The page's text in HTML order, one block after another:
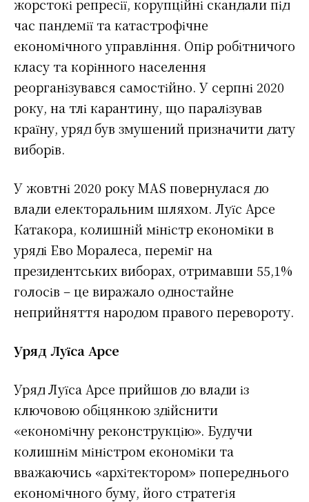
жорстокі репресії, корупційні скандали під
час пандемії та катастрофічне
економічного управління. Опір робітничого
класу та корінного населення
реорганізувався самостійно. У серпні 2020
року, на тлі карантину, що паралізував
країну, уряд був змушений призначити дату
виборів.
У жовтні 2020 року MAS повернулася до
влади електоральним шляхом. Луїс Арсе
Катакора, колишній міністр економіки в
уряді Ево Моралеса, переміг на
президентських виборах, отримавши 55,1%
голосів – це виражало одностайне
неприйняття народом правого перевороту.
Уряд Луїса Арсе
Уряд Луїса Арсе прийшов до влади із
ключовою обіцянкою здійснити
«економічну реконструкцію». Будучи
колишнім міністром економіки та
вважаючись «архітектором» попереднього
економічного буму, його стратегія